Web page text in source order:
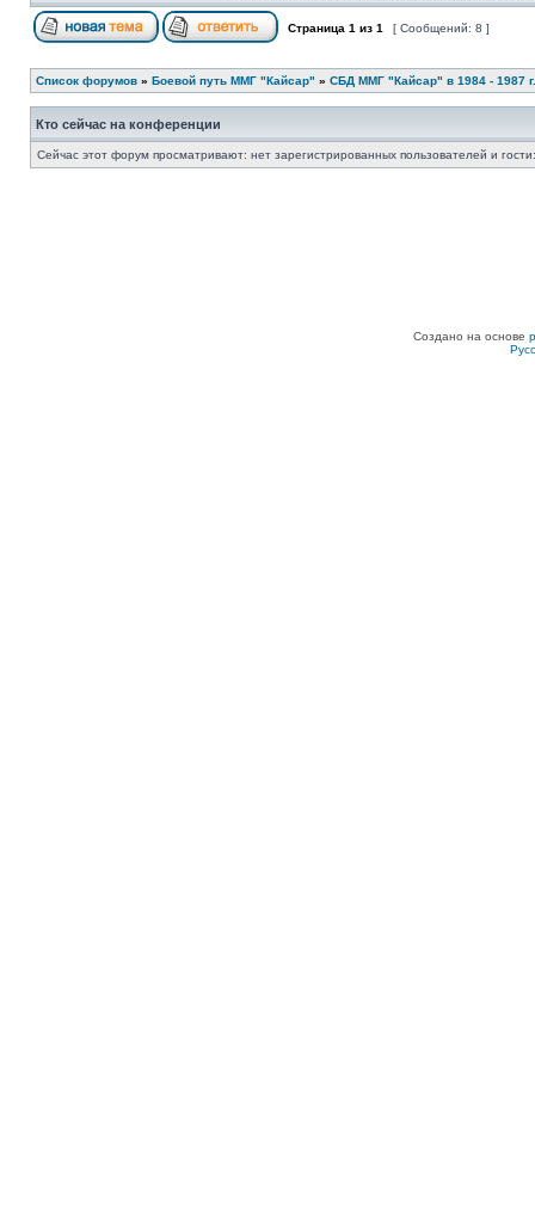
Страница 1 из 1 [ Сообщений: 8 ]
Список форумов » Боевой путь ММГ "Кайсар" » СБД ММГ "Кайсар" в 1984 - 1987
Кто сейчас на конференции
Сейчас этот форум просматривают: нет зарегистрированных пользователей и
Создано на основе